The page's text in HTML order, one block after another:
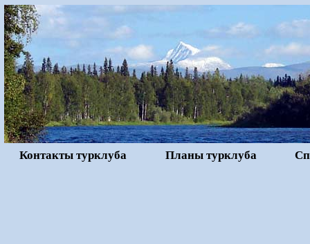
Контакты турклуба Планы турклуба